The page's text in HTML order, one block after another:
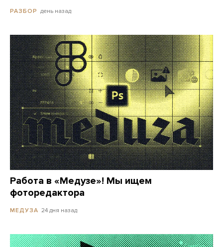
РАЗБОР день назад
Работа в «Медузе»! Мы ищем
фоторедактора
МЕДУЗА 24 дня назад